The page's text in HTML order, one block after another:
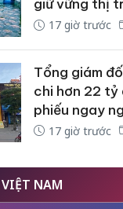
giữ vững thị
17 giờ trước
Tổng giám
chi hơn 22 tỷ
phiếu ngay
17 giờ trước
NAM